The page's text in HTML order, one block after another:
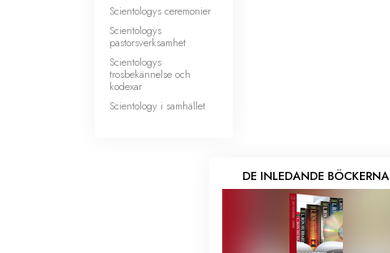
Scientologys ceremonier
Scientologys
pastorsverksamhet
Scientologys
trosbekännelse och
kodexar
Scientology i samhället
DE INLEDANDE BÖCKERNA